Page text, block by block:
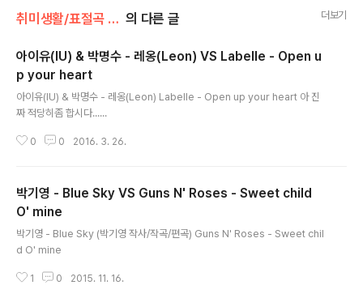
취미생활/표절곡 이야기 의 다른 글 더보기
아이유(IU) & 박명수 - 레옹(Leon) VS Labelle - Open u
p your heart
아이유(IU) & 박명수 - 레옹(Leon) Labelle - Open up your heart 아 진
짜 적당히좀 합시다......
0 0 2016. 3. 26.
박기영 - Blue Sky VS Guns N' Roses - Sweet child
O' mine
박기영 - Blue Sky (박기영 작사/작곡/편곡) Guns N' Roses - Sweet chil
d O' mine
1 0 2015. 11. 16.